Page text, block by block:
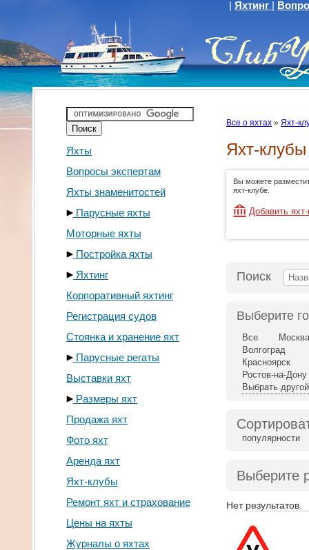
Яхтинг
Яхты
Вопросы экспертам
Яхты знаменитостей
Парусные яхты
Моторные яхты
Постройка яхты
Яхтинг
Корпоративный яхтинг
Регистрация судов
Стоянка и хранение яхт
Парусные регаты
Выставки яхт
Размеры яхт
Продажа яхт
Фото яхт
Аренда яхт
Яхт-клубы
Ремонт яхт и страхование
Цены на яхты
Журналы о яхтах
Все о яхтах » Яхт-
Яхт-
Вы можете
яхт-клубе.
Добавить
Поиск
Выберите
Все
Москва
Волгоград
Красноярск
Ростов-на-Дону
Выбрать
популярности
Выберите
Нет результатов.